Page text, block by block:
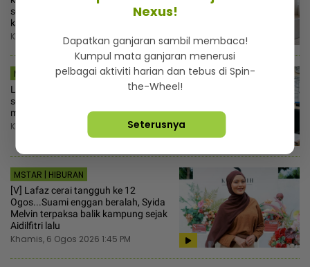
seeloknya mula asingkan duit ikut 6
kategori ini
Khamis, 6 Ogos 2026 2:30 PM
MSTAR | VIRAL
Lupa kes tipu tarikh MC belum
selesai, bekas pekerja ada hati ugut
majikan lambat bayar gaji
Khamis, 6 Ogos 2026 2:00 PM
MSTAR | HIBURAN
[V] Lafaz cerai tangguh ke 12
Ogos...Suami enggan beralah, Syida
Melvin terpaksa balik kampung sejak
Aidilfitri lalu
Khamis, 6 Ogos 2026 1:45 PM
Nexus!
Dapatkan ganjaran sambil membaca!
Kumpul mata ganjaran menerusi
pelbagai aktiviti harian dan tebus di Spin-
the-Wheel!
Seterusnya